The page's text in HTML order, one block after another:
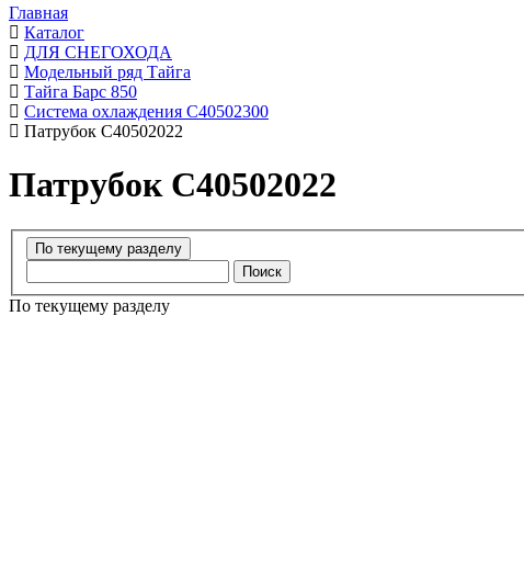
Главная
Каталог
ДЛЯ СНЕГОХОДА
Модельный ряд Тайга
Тайга Барс 850
Система охлаждения С40502300
Патрубок C40502022
Патрубок C40502022
Поиск
По текущему разделу